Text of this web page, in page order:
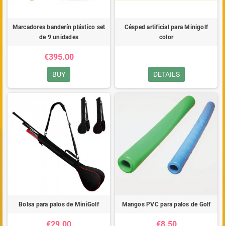
Marcadores banderín plástico set
de 9 unidades
€395.00
BUY
Césped artificial para Minigolf
color
DETAILS
Bolsa para palos de MiniGolf Mangos PVC para palos de Golf